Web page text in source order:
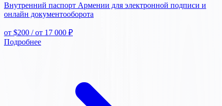
Внутренний паспорт Армении для электронной подписи и
онлайн документооборота
от $200 / от 17 000 ₽
Подробнее